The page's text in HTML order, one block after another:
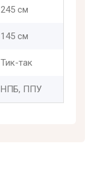
245 см
145 см
Тик-так
НПБ, ППУ